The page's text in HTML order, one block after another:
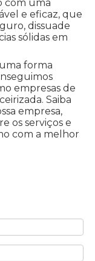
com uma
e eficaz, que
dissuade
sólidas em
forma
empresas de
Saiba
empresa,
os serviços e
com a melhor